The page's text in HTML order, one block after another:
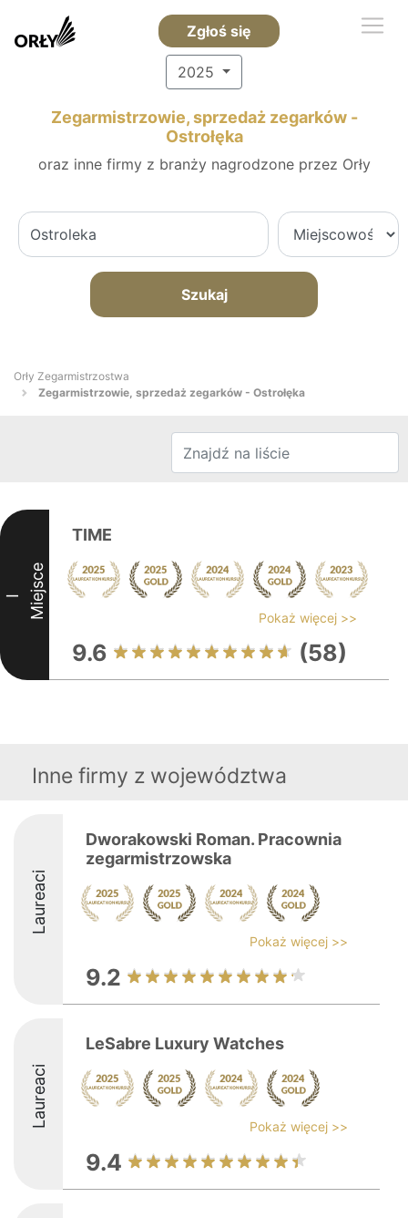
Zgłoś się
2025
Zegarmistrzowie, sprzedaż zegarków -
Ostrołęka
oraz inne firmy z branży nagrodzone przez Orły
Szukaj
Orły Zegarmistrzostwa
Zegarmistrzowie, sprzedaż zegarków - Ostrołęka
I Miejsce
TIME
Pokaż więcej >>
9.6 (58)
Inne firmy z województwa
Laureaci
Dworakowski Roman. Pracownia
zegarmistrzowska
Pokaż więcej >>
9.2
Laureaci
LeSabre Luxury Watches
Pokaż więcej >>
9.4